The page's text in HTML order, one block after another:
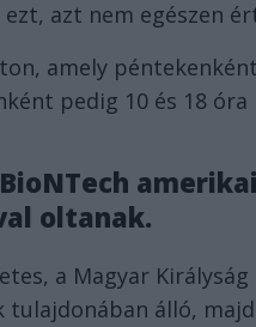
azt nem egészen
amely
pedig 10 és 18
oltanak.
a Magyar
tulajdonában álló,